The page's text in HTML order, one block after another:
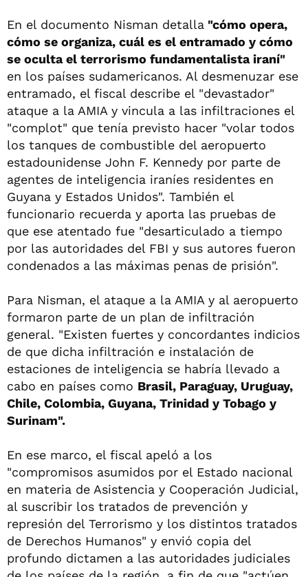
En el documento Nisman detalla "cómo opera,
cómo se organiza, cuál es el entramado y cómo
se oculta el terrorismo fundamentalista iraní"
en los países sudamericanos. Al desmenuzar ese
entramado, el fiscal describe el "devastador"
ataque a la AMIA y vincula a las infiltraciones el
"complot" que tenía previsto hacer "volar todos
los tanques de combustible del aeropuerto
estadounidense John F. Kennedy por parte de
agentes de inteligencia iraníes residentes en
Guyana y Estados Unidos". También el
funcionario recuerda y aporta las pruebas de
que ese atentado fue "desarticulado a tiempo
por las autoridades del FBI y sus autores fueron
condenados a las máximas penas de prisión".
Para Nisman, el ataque a la AMIA y al aeropuerto
formaron parte de un plan de infiltración
general. "Existen fuertes y concordantes indicios
de que dicha infiltración e instalación de
estaciones de inteligencia se habría llevado a
cabo en países como Brasil, Paraguay, Uruguay,
Chile, Colombia, Guyana, Trinidad y Tobago y
Surinam".
En ese marco, el fiscal apeló a los
"compromisos asumidos por el Estado nacional
en materia de Asistencia y Cooperación Judicial,
al suscribir los tratados de prevención y
represión del Terrorismo y los distintos tratados
de Derechos Humanos" y envió copia del
profundo dictamen a las autoridades judiciales